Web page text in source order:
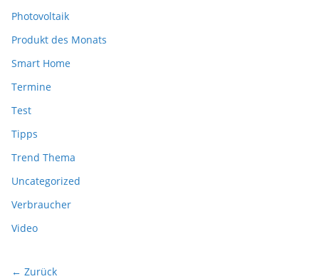
Photovoltaik
Produkt des Monats
Smart Home
Termine
Test
Tipps
Trend Thema
Uncategorized
Verbraucher
Video
← Zurück